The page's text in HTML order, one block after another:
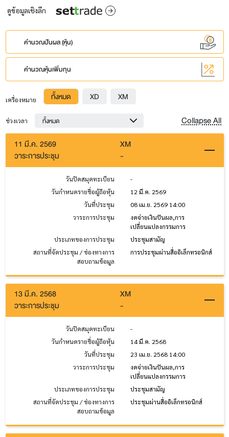
ดูข้อมูลเชิงลึก
คำนวณปันผล (หุ้น)
คำนวณหุ้นเพิ่มทุน
เครื่องหมาย ทั้งหมด XD XM
ช่วงเวลา ทั้งหมด Collapse All
11 มี.ค. 2569
XM
วาระการประชุม
-
วันปิดสมุดทะเบียน
-
วันกำหนดรายชื่อผู้ถือหุ้น
12 มี.ค. 2569
วันที่ประชุม
08 เม.ย. 2569 14:00
วาระการประชุม
งดจ่ายเงินปันผล,การ
เปลี่ยนแปลงกรรมการ
ประเภทของการประชุม
ประชุมสามัญ
สถานที่จัดประชุม / ช่องทางการ
สอบถามข้อมูล
การประชุมผ่านสื่ออิเล็กทรอนิกส์
13 มี.ค. 2568
XM
วาระการประชุม
-
วันปิดสมุดทะเบียน
-
วันกำหนดรายชื่อผู้ถือหุ้น
14 มี.ค. 2568
วันที่ประชุม
23 เม.ย. 2568 14:00
วาระการประชุม
งดจ่ายเงินปันผล,การ
เปลี่ยนแปลงกรรมการ
ประเภทของการประชุม
ประชุมสามัญ
สถานที่จัดประชุม / ช่องทางการ
สอบถามข้อมูล
ประชุมผ่านสื่ออิเล็กทรอนิกส์